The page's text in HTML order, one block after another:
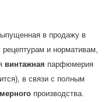
в продажу в
и нормативам,
винтажная парфюмерия
в связи с полным
производства.